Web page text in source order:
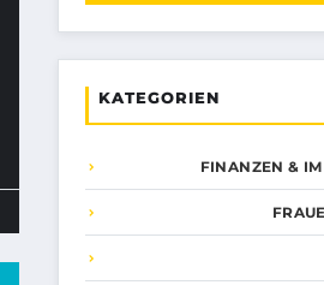
KATEGORIEN
FINANZEN &